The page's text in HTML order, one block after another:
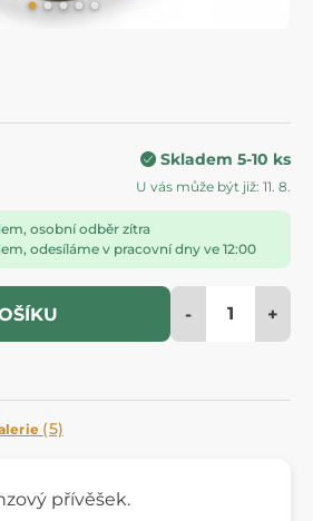
Skladem 5-10 ks
U vás může být již: 11. 8.
osobní odběr zítra
odesíláme v pracovní dny ve 12:00
- +
(5)
přívěšek.